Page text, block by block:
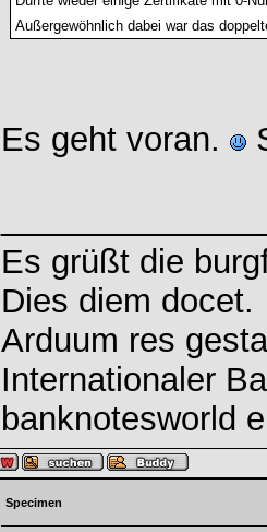
Außergewöhnlich dabei war das
Es geht voran.
Es grüßt die
Dies diem docet.
Arduum res
Internationaler
banknotesworld
Specimen